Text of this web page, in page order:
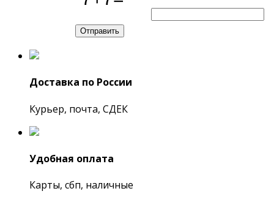
Доставка по России
Курьер, почта, СДЕК
Удобная оплата
Карты, сбп, наличные